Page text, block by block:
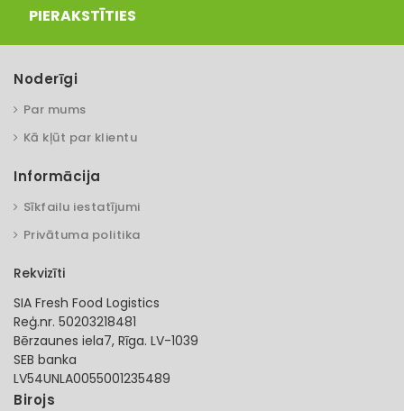
PIERAKSTĪTIES
Noderīgi
Par mums
Kā kļūt par klientu
Informācija
Sīkfailu iestatījumi
Privātuma politika
Rekvizīti
SIA Fresh Food Logistics
Reģ.nr. 50203218481
Bērzaunes iela7, Rīga. LV-1039
SEB banka
LV54UNLA0055001235489
Birojs